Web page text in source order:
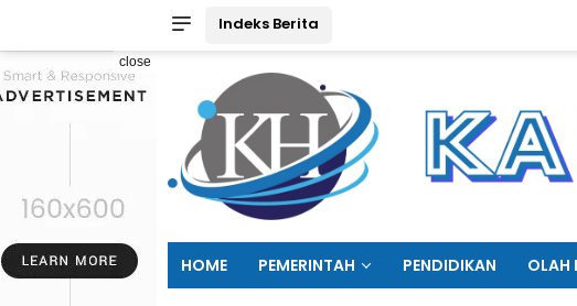
Indeks Berita
close
HOME PEMERINTAH PENDIDIKAN OLAH